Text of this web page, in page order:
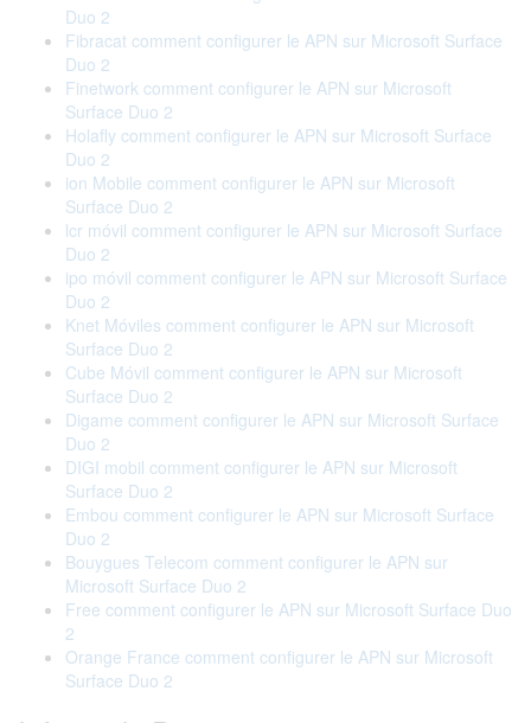
Duo 2
Fibracat comment configurer le APN sur Microsoft Surface
Duo 2
Finetwork comment configurer le APN sur Microsoft
Surface Duo 2
Holafly comment configurer le APN sur Microsoft Surface
Duo 2
ion Mobile comment configurer le APN sur Microsoft
Surface Duo 2
lcr móvil comment configurer le APN sur Microsoft Surface
Duo 2
ipo móvil comment configurer le APN sur Microsoft Surface
Duo 2
Knet Móviles comment configurer le APN sur Microsoft
Surface Duo 2
Cube Móvil comment configurer le APN sur Microsoft
Surface Duo 2
Digame comment configurer le APN sur Microsoft Surface
Duo 2
DIGI mobil comment configurer le APN sur Microsoft
Surface Duo 2
Embou comment configurer le APN sur Microsoft Surface
Duo 2
Bouygues Telecom comment configurer le APN sur
Microsoft Surface Duo 2
Free comment configurer le APN sur Microsoft Surface Duo
2
Orange France comment configurer le APN sur Microsoft
Surface Duo 2